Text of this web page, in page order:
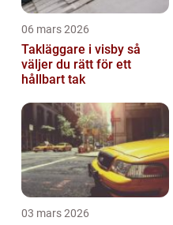
06 mars 2026
Takläggare i visby så
väljer du rätt för ett
hållbart tak
03 mars 2026